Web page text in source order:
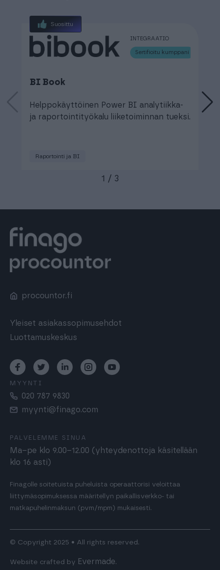
Suosittu
INTEGRAATIO
Sertifioitu kumppani
BI Book
Helppokäyttöinen Power BI analytiikka-
ja raportointityökalu liiketoiminnan tueksi.
Raportointi ja BI
1 / 3
procountor.fi
Yleiset asiakassopimusehdot
Luottamuskeskus
MYYNTI
020 787 9830
myynti@finago.com
PALVELEMME SINUA
Ma–pe klo 9.00–12.00 (yhteydenottoja käsitellään
klo 16 asti)
Finagolle soitetuista puheluista operaattorisi veloittaa
liittymäsopimuksessa määritellyn paikallisverkko- tai
matkapuhelinmaksun (pvm/mpm) mukaisesti.
© Copyright 2025 • All rights reserved.
Website crafted by Evermade.